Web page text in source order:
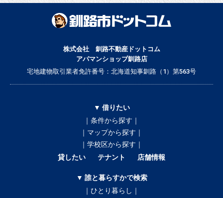
株式会社 釧路不動産ドットコム
アパマンショップ釧路店
宅地建物取引業者免許番号：北海道知事釧路（1）第563号
▼ 借りたい
｜条件から探す｜
｜マップから探す｜
｜学校区から探す｜
貸したい
テナント 店舗情報
▼ 誰と暮らすかで検索
｜ひとり暮らし｜